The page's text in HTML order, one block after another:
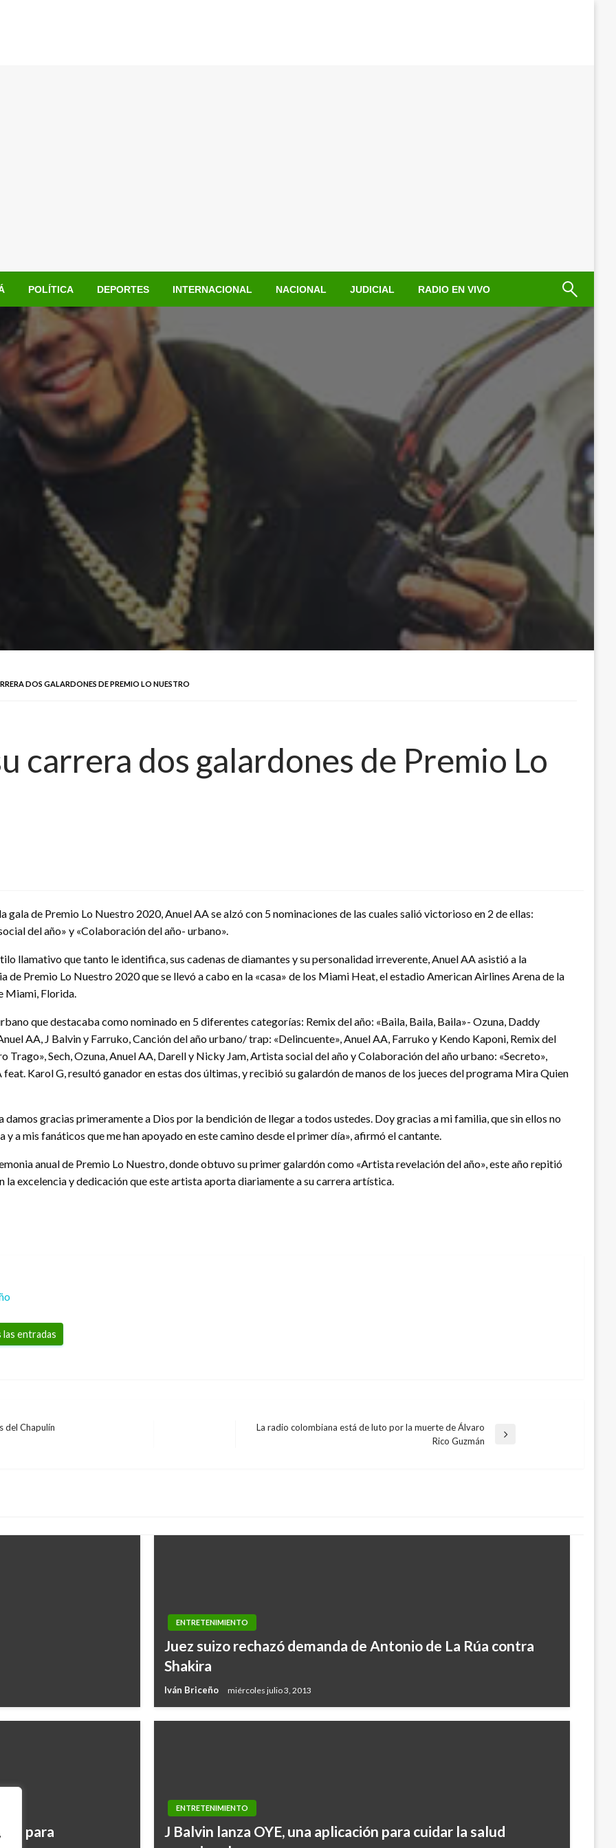
POLÍTICA DEPORTES INTERNACIONAL NACIONAL JUDICIAL RADIO EN VIVO
DOS GALARDONES DE PREMIO LO NUESTRO
carrera dos galardones de Premio Lo
gala de Premio Lo Nuestro 2020, Anuel AA se alzó con 5 nominaciones de las cuales salió victorioso en 2 de ellas:
del año» y «Colaboración del año- urbano».
llamativo que tanto le identifica, sus cadenas de diamantes y su personalidad irreverente, Anuel AA asistió a la
de Premio Lo Nuestro 2020 que se llevó a cabo en la «casa» de los Miami Heat, el estadio American Airlines Arena de la
Miami, Florida.
que destacaba como nominado en 5 diferentes categorías: Remix del año: «Baila, Baila, Baila»- Ozuna, Daddy
AA, J Balvin y Farruko, Canción del año urbano/ trap: «Delincuente», Anuel AA, Farruko y Kendo Kaponi, Remix del
Trago», Sech, Ozuna, Anuel AA, Darell y Nicky Jam, Artista social del año y Colaboración del año urbano: «Secreto»,
feat. Karol G, resultó ganador en estas dos últimas, y recibió su galardón de manos de los jueces del programa Mira Quien
damos gracias primeramente a Dios por la bendición de llegar a todos ustedes. Doy gracias a mi familia, que sin ellos no
y a mis fanáticos que me han apoyado en este camino desde el primer día», afirmó el cantante.
anual de Premio Lo Nuestro, donde obtuvo su primer galardón como «Artista revelación del año», este año repitió
la excelencia y dedicación que este artista aporta diariamente a su carrera artística.
entradas
del Chapulín
La radio colombiana está de luto por la muerte de Álvaro
Rico Guzmán
ENTRETENIMIENTO
Juez suizo rechazó demanda de Antonio de La Rúa contra
Shakira
Iván Briceño miércoles julio 3, 2013
para
ENTRETENIMIENTO
J Balvin lanza OYE, una aplicación para cuidar la salud